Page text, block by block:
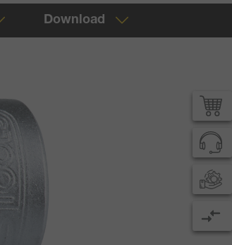
Download